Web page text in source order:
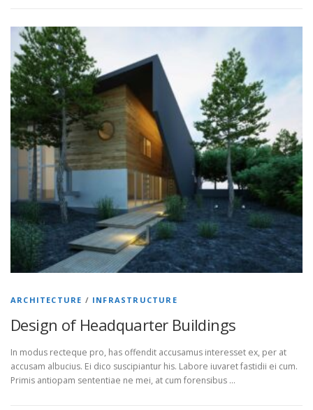
ARCHITECTURE / INFRASTRUCTURE
Design of Headquarter Buildings
In modus recteque pro, has offendit accusamus interesset ex, per at
accusam albucius. Ei dico suscipiantur his. Labore iuvaret fastidii ei cum.
Primis antiopam sententiae ne mei, at cum forensibus …